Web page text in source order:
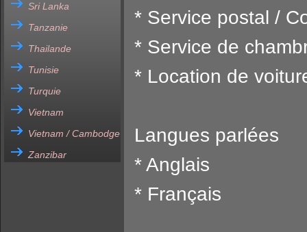
Sri Lanka
Tanzanie
Thailande
Tunisie
Turquie
Vietnam
Vietnam / Cambodge
Zanzibar
* Service postal /
* Service de
* Location de
Langues parlées
* Anglais
* Français